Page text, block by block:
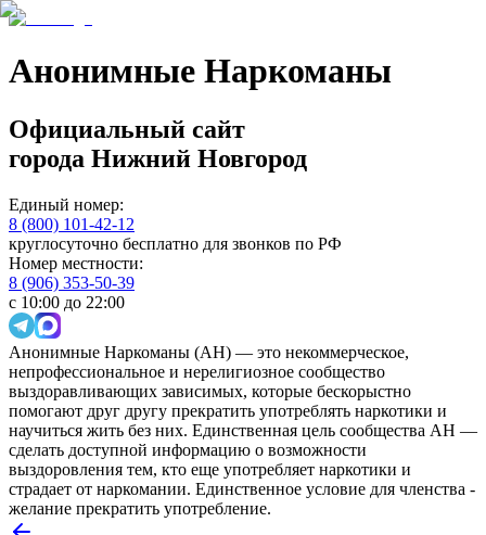
Анонимные Наркоманы
Официальный сайт
города Нижний Новгород
Единый номер:
8 (800) 101-42-12
круглосуточно бесплатно для звонков по РФ
Номер местности:
8 (906) 353-50-39
с 10:00 до 22:00
Анонимные Наркоманы (АН) — это некоммерческое,
непрофессиональное и нерелигиозное сообщество
выздоравливающих зависимых, которые бескорыстно
помогают друг другу прекратить употреблять наркотики и
научиться жить без них. Единственная цель сообщества АН —
сделать доступной информацию о возможности
выздоровления тем, кто еще употребляет наркотики и
страдает от наркомании. Единственное условие для членства -
желание прекратить употребление.